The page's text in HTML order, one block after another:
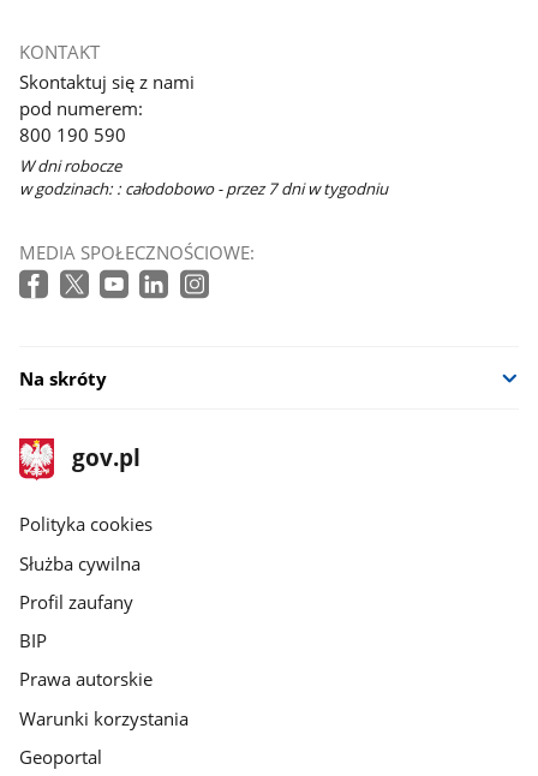
się
w
nowym
oknie
KONTAKT
Skontaktuj się z nami
pod numerem:
800 190 590
W dni robocze
w godzinach: : całodobowo - przez 7 dni w tygodniu
MEDIA SPOŁECZNOŚCIOWE:
Na skróty
stopka
gov.pl
Strona
gov.pl
gov.pl
Polityka cookies
Służba cywilna
Profil zaufany
BIP
Prawa autorskie
Warunki korzystania
Geoportal